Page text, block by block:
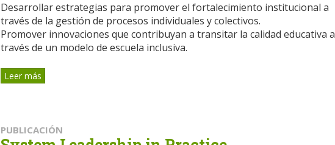
Desarrollar estrategias para promover el fortalecimiento institucional a
través de la gestión de procesos individuales y colectivos.
Promover innovaciones que contribuyan a transitar la calidad educativa a
través de un modelo de escuela inclusiva.
Leer más
PUBLICACIÓN